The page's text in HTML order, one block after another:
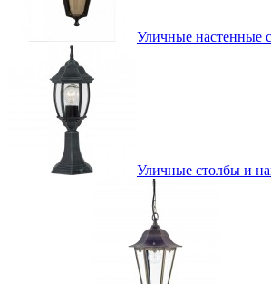
Уличные настенные
Уличные столбы и